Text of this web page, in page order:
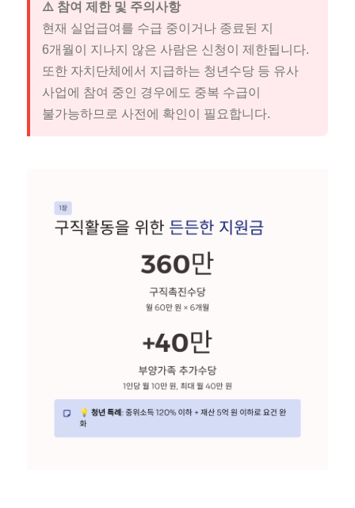
⚠️ 참여 제한 및 주의사항
현재 실업급여를 수급 중이거나 종료된 지
6개월이 지나지 않은 사람은 신청이 제한됩니다.
또한 자치단체에서 지급하는 청년수당 등 유사
사업에 참여 중인 경우에도 중복 수급이
불가능하므로 사전에 확인이 필요합니다.